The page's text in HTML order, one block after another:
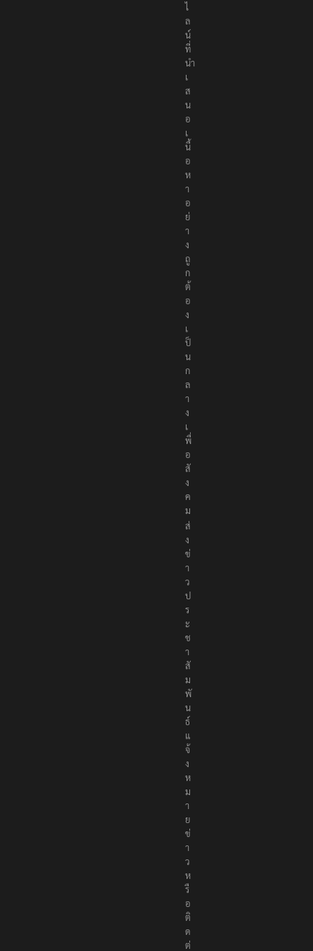
น
ไ
ล
น์
ที่
นำ
เ
ส
น
อ
เ
นื้
อ
ห
า
อ
ย่
า
ง
ถู
ก
ต้
อ
ง
เ
ป็
น
ก
ล
า
ง
เ
พื่
อ
สั
ง
ค
ม
ส่
ง
ข่
า
ว
ป
ร
ะ
ช
า
สั
ม
พั
น
ธ์
แ
จ้
ง
ห
ม
า
ย
ข่
า
ว
ห
รื
อ
ติ
ด